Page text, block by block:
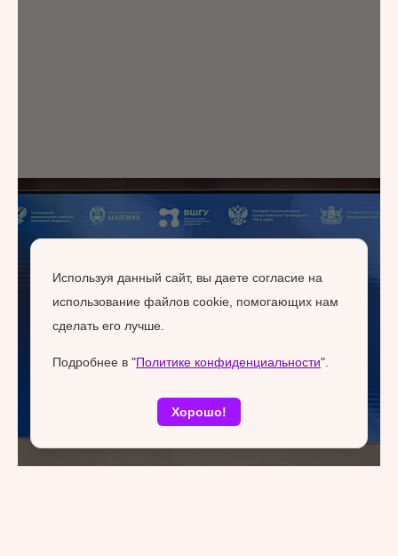
Используя данный сайт, вы даете согласие на
использование файлов cookie, помогающих нам
сделать его лучше.
Подробнее в "Политике конфиденциальности".
Хорошо!